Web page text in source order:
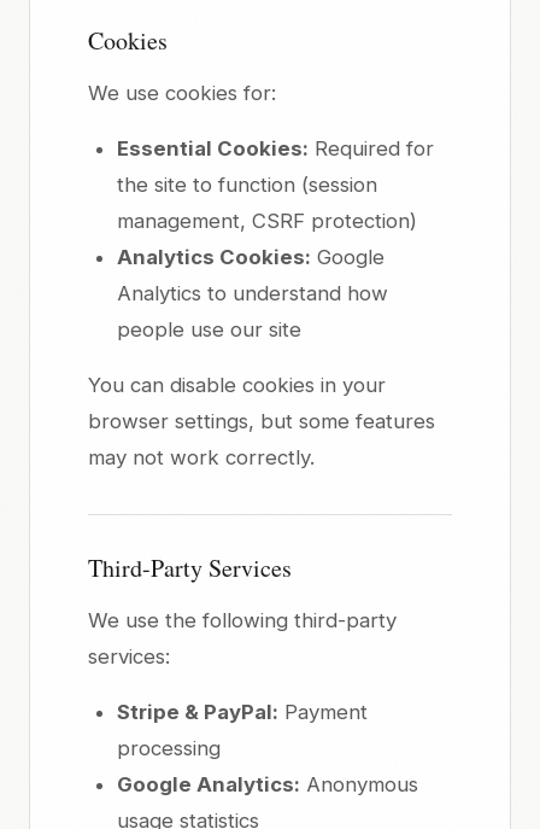
Cookies
We use cookies for:
Essential Cookies: Required for
the site to function (session
management, CSRF protection)
Analytics Cookies: Google
Analytics to understand how
people use our site
You can disable cookies in your
browser settings, but some features
may not work correctly.
Third-Party Services
We use the following third-party
services:
Stripe & PayPal: Payment
processing
Google Analytics: Anonymous
usage statistics